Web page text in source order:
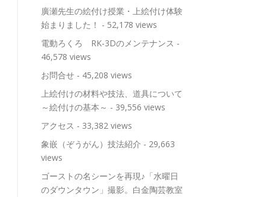
廣瀬先生の絵付け授業・上絵付け体験
始まりました！ - 52,178 views
電動ろくろ RK-3Dのメンテナンス -
46,578 views
お問合せ - 45,208 views
上絵付けの材料や技法、道具について
～絵付けの基本～ - 39,556 views
アクセス - 33,382 views
象嵌（ぞうがん）技法紹介 - 29,663
views
ゴーストの名シーンを再現♪「水曜日
のダウンタウン」撮影。白金陶芸教室